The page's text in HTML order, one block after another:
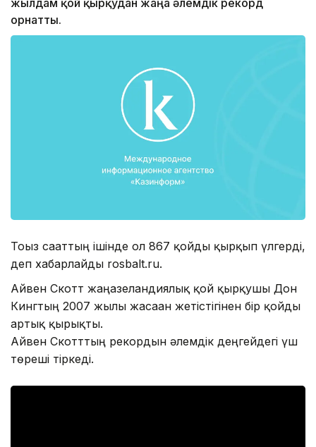
жылдам қой қырқудан жаңа әлемдік рекорд
орнатты.
Тоғыз сағаттың ішінде ол 867 қойды қырқып үлгерді,
деп хабарлайды rosbalt.ru.
Айвен Скотт жаңазеландиялық қой қырқушы Дон
Кингтың 2007 жылы жасаған жетістігінен бір қойды
артық қырықты.
Айвен Скотттың рекордын әлемдік деңгейдегі үш
төреші тіркеді.